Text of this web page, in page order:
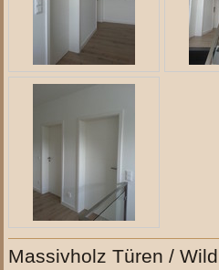
Massivholz Türen /